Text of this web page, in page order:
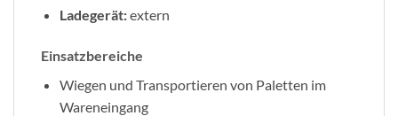
Ladegerät:extern
Einsatzbereiche
Wiegen und Transportieren von Paletten im
Wareneingang